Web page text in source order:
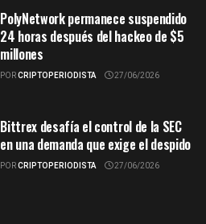
PolyNetwork permanece suspendido
24 horas después del hackeo de $5
millones
PORCRIPTOPERIODISTA 27/06/2026
Bittrex desafía el control de la SEC
en una demanda que exige el despido
PORCRIPTOPERIODISTA 27/06/2026